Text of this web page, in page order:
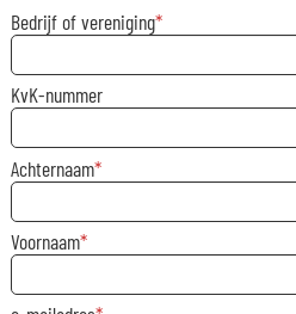
Bedrijf of vereniging
KvK-nummer
Achternaam
Voornaam